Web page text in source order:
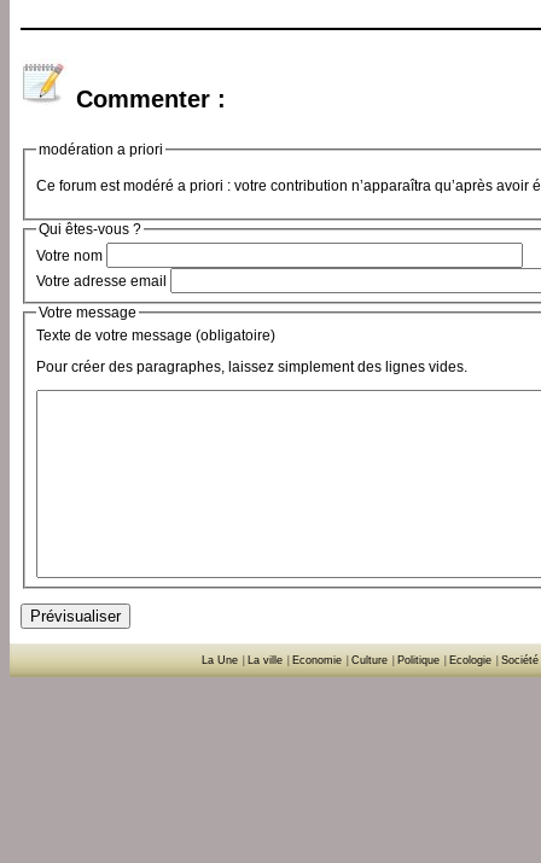
Commenter :
modération a priori
Ce forum est modéré a priori : votre contribution n’apparaîtra qu’après avoir
Qui êtes-vous ?
Votre nom
Votre adresse email
Votre message
Texte de votre message (obligatoire)
Pour créer des paragraphes, laissez simplement des lignes vides.
La Une La ville Economie Culture Politique Ecologie Société